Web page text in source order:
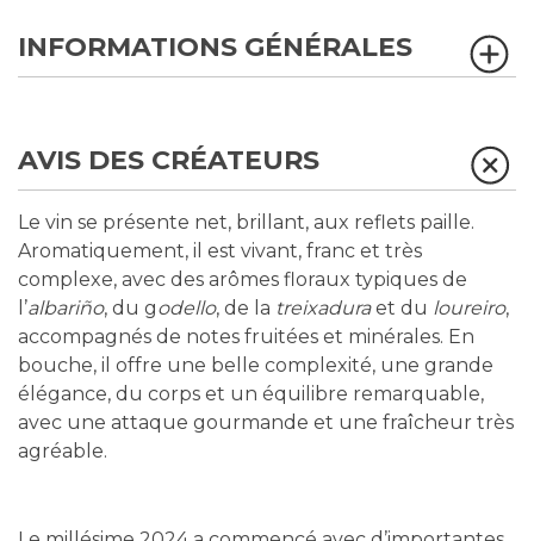
INFORMATIONS GÉNÉRALES
AVIS DES CRÉATEURS
Le vin se présente net, brillant, aux reflets paille.
Aromatiquement, il est vivant, franc et très
complexe, avec des arômes floraux typiques de
l’albariño, du godello, de la treixaduraet du loureiro,
accompagnés de notes fruitées et minérales. En
bouche, il offre une belle complexité, une grande
élégance, du corps et un équilibre remarquable,
avec une attaque gourmande et une fraîcheur très
agréable.